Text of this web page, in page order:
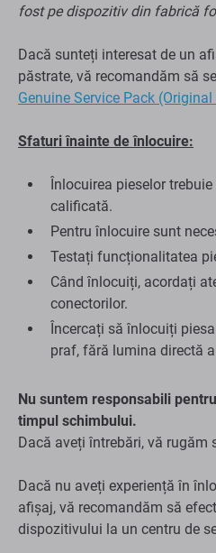
fost pe dispozitiv din fabrică
Dacă sunteți interesat de un
păstrate, vă recomandăm să
Genuine Service Pack
Sfaturi înainte de înlocuire:
Înlocuirea pieselor
calificată.
Pentru înlocuire sunt
Testați funcționalitatea
Când înlocuiți, acordați
conectorilor.
Încercați să înlocuiți
praf, fără lumina directă
Nu suntem responsabili
timpul schimbului.
Dacă aveți întrebări, vă
Dacă nu aveți experiență în
afișaj, vă recomandăm să
dispozitivului la un centru de